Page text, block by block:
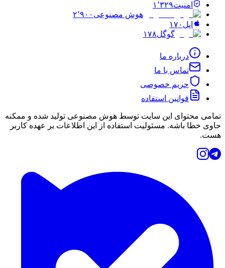
امنیت۱٬۳۲۹
هوش مصنوعی ۲٬۹۰۰
اپل ۱۷۰
گوگل۱۷۸
درباره ما
تماس با ما
حریم خصوصی
قوانین استفاده
تمامی محتوای این سایت توسط هوش مصنوعی تولید شده و ممکنه
حاوی خطا باشه. مسئولیت استفاده از این اطلاعات بر عهده کاربر
هست.